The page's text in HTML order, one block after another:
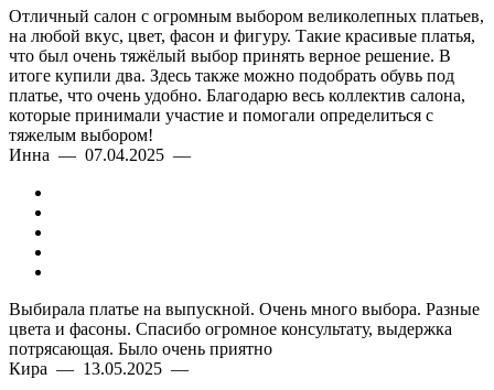
Отличный салон с огромным выбором великолепных платьев,
на любой вкус, цвет, фасон и фигуру. Такие красивые платья,
что был очень тяжёлый выбор принять верное решение. В
итоге купили два. Здесь также можно подобрать обувь под
платье, что очень удобно. Благодарю весь коллектив салона,
которые принимали участие и помогали определиться с
тяжелым выбором!
Инна — 07.04.2025 —
Выбирала платье на выпускной. Очень много выбора. Разные
цвета и фасоны. Спасибо огромное консультату, выдержка
потрясающая. Было очень приятно
Кира — 13.05.2025 —